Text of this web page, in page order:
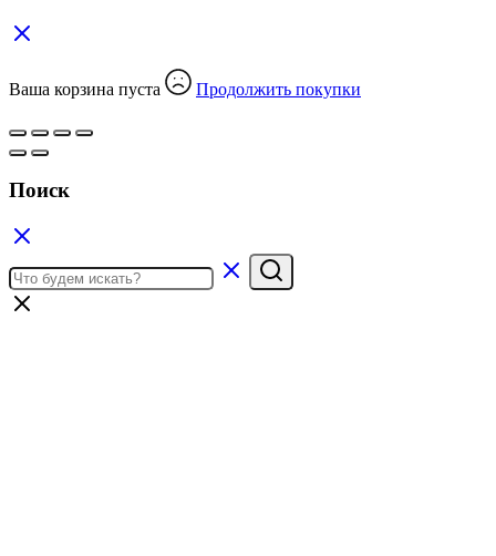
Ваша корзина пуста Продолжить покупки
Поиск